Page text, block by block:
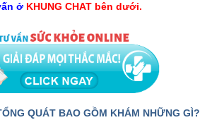
ở KHUNG CHAT bên dưới.
QUÁT BAO GỒM KHÁM NHỮNG GÌ?